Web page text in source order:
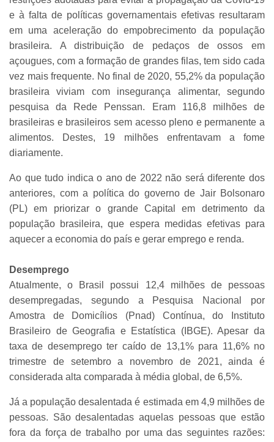
e à falta de políticas governamentais efetivas resultaram
em uma aceleração do empobrecimento da população
brasileira. A distribuição de pedaços de ossos em
açougues, com a formação de grandes filas, tem sido cada
vez mais frequente. No final de 2020, 55,2% da população
brasileira viviam com insegurança alimentar, segundo
pesquisa da Rede Penssan. Eram 116,8 milhões de
brasileiras e brasileiros sem acesso pleno e permanente a
alimentos. Destes, 19 milhões enfrentavam a fome
diariamente.
Ao que tudo indica o ano de 2022 não será diferente dos
anteriores, com a política do governo de Jair Bolsonaro
(PL) em priorizar o grande Capital em detrimento da
população brasileira, que espera medidas efetivas para
aquecer a economia do país e gerar emprego e renda.
Desemprego
Atualmente, o Brasil possui 12,4 milhões de pessoas
desempregadas, segundo a Pesquisa Nacional por
Amostra de Domicílios (Pnad) Contínua, do Instituto
Brasileiro de Geografia e Estatística (IBGE). Apesar da
taxa de desemprego ter caído de 13,1% para 11,6% no
trimestre de setembro a novembro de 2021, ainda é
considerada alta comparada à média global, de 6,5%.
Já a população desalentada é estimada em 4,9 milhões de
pessoas. São desalentadas aquelas pessoas que estão
fora da força de trabalho por uma das seguintes razões: